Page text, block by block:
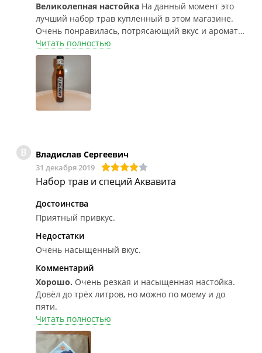
Великолепная настойка На данный момент это
лучший набор трав купленный в этом магазине.
Очень понравилась, потрясающий вкус и аромат,
насыщенный цвет, очень сбалансированный
напиток. Всем рекомендую попробовать! Тем кто
не любит тмин (как и я) рекомендую отбросить
половину семян тмина.
Читать полностью
В Владислав Сергеевич
31 декабря 2019
Набор трав и специй Аквавита
Достоинства
Приятный привкус.
Недостатки
Очень насыщенный вкус.
Комментарий
Хорошо. Очень резкая и насыщенная настойка.
Довёл до трёх литров, но можно по моему и до
пяти.
Читать полностью